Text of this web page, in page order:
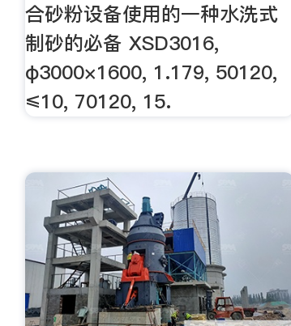
合砂粉设备使用的一种水洗式
制砂的必备 XSD3016,
φ3000×1600, 1.179, 50120,
≤10, 70120, 15.